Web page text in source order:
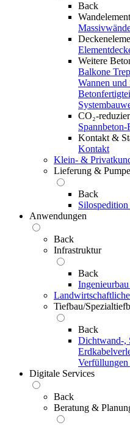
Back
Weitere
Balkone
Wannen und
CO₂-
Kontakt &
Kontakt
Klein- &
Lieferung &
Back
Silospedition
Anwendungen
Back
Infrastruktur
Back
Ingenieurbau
Tiefbau/
Back
Dichtwand-,
Verfüllungen
Digitale Services
Back
Beratung &